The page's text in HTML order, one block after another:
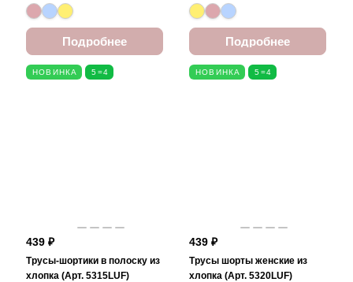
Подробнее Подробнее
НОВИНКА 5=4
439 ₽
Трусы-шортики в полоску из
хлопка (Арт. 5315LUF)
НОВИНКА 5=4
439 ₽
Трусы шорты женские из
хлопка (Арт. 5320LUF)